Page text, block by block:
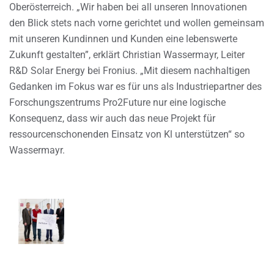
Oberösterreich. „Wir haben bei all unseren Innovationen
den Blick stets nach vorne gerichtet und wollen gemeinsam
mit unseren Kundinnen und Kunden eine lebenswerte
Zukunft gestalten”, erklärt Christian Wassermayr, Leiter
R&D Solar Energy bei Fronius. „Mit diesem nachhaltigen
Gedanken im Fokus war es für uns als Industriepartner des
Forschungszentrums Pro2Future nur eine logische
Konsequenz, dass wir auch das neue Projekt für
ressourcenschonenden Einsatz von Kl unterstützen“ so
Wassermayr.